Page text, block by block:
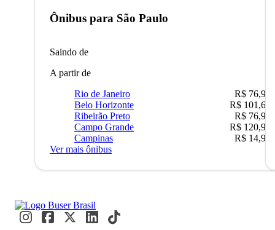
Ônibus para São Paulo
Saindo de
A partir de
Rio de Janeiro
R$ 76,90
Belo Horizonte
R$ 101,67
Ribeirão Preto
R$ 76,90
Campo Grande
R$ 120,90
Campinas
R$ 14,90
Ver mais ônibus